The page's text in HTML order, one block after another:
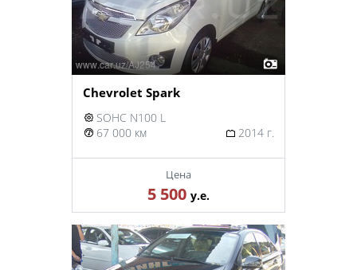
Chevrolet Spark
SOHC N100 L
67 000 км
2014 г.
Цена
5 500 у.е.